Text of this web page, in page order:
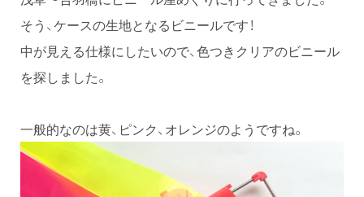
そう、ケースの生地となるビニールです！
中が見える仕様にしたいので、色つきクリアのビニール
を探しました。
一般的なのは黄、ピンク、オレンジのようですね。